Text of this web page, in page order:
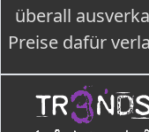
überall
Preise dafür